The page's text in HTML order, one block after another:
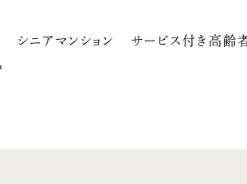
シニアマンション サービス付き高齢